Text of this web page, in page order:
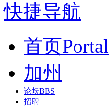
快捷导航
首页Portal
加州
论坛BBS
招聘